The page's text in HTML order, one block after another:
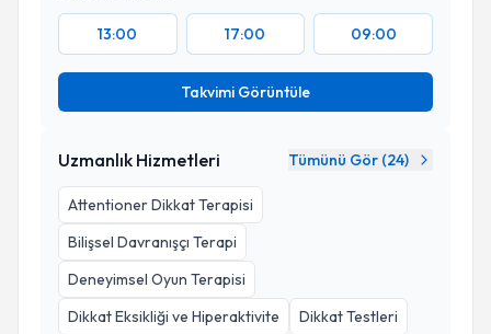
13:00 17:00 09:00
Takvimi Görüntüle
Uzmanlık Hizmetleri Tümünü Gör (24)
Attentioner Dikkat Terapisi
Bilişsel Davranışçı Terapi
Deneyimsel Oyun Terapisi
Dikkat Eksikliği ve Hiperaktivite
Dikkat Testleri